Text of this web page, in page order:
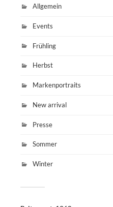
Allgemein
Events
Frühling
Herbst
Markenportraits
New arrival
Presse
Sommer
Winter